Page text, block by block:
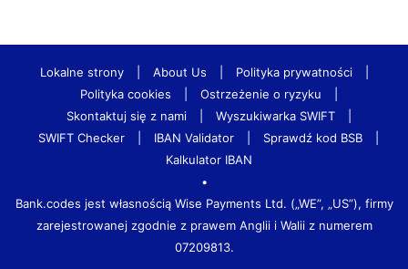
Lokalne strony About Us Polityka prywatności
Polityka cookies
Ostrzeżenie o ryzyku
Skontaktuj się z nami
Wyszukiwarka SWIFT
SWIFT Checker
IBAN Validator Sprawdź kod BSB
Kalkulator IBAN
•
Bank.codes jest własnością Wise Payments Ltd. („WE”, „US”), firmy
zarejestrowanej zgodnie z prawem Anglii i Walii z numerem
07209813.